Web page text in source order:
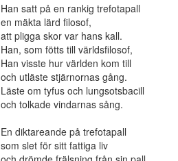
Han satt på en rankig trefotapall
en mäkta lärd filosof,
att pligga skor var hans kall.
Han, som fötts till världsfilosof,
Han visste hur världen kom till
och utläste stjärnornas gång.
Läste om tyfus och lungsotsbacill
och tolkade vindarnas sång.
En diktareande på trefotapall
som slet för sitt fattiga liv